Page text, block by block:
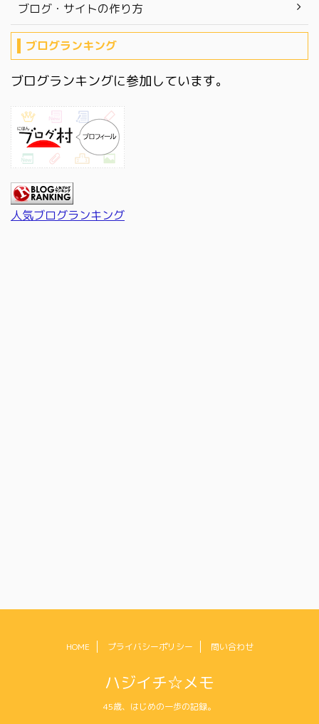
ブログ・サイトの作り方
ブログランキング
ブログランキングに参加しています。
人気ブログランキング
HOME プライバシーポリシー 問い合わせ
ハジイチ☆メモ
45歳、はじめの一歩の記録。